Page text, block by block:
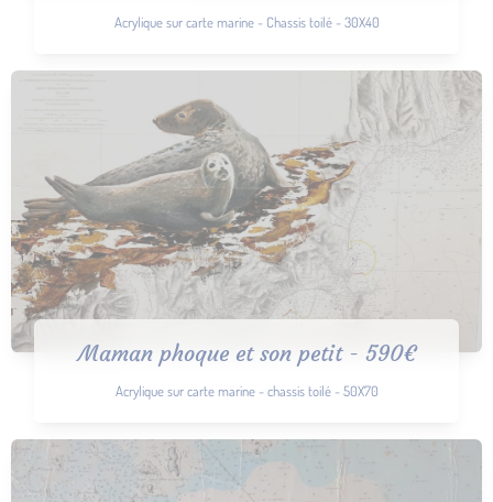
Acrylique sur carte marine - Chassis toilé - 30X40
Maman phoque et son petit - 590€
Acrylique sur carte marine - chassis toilé - 50X70